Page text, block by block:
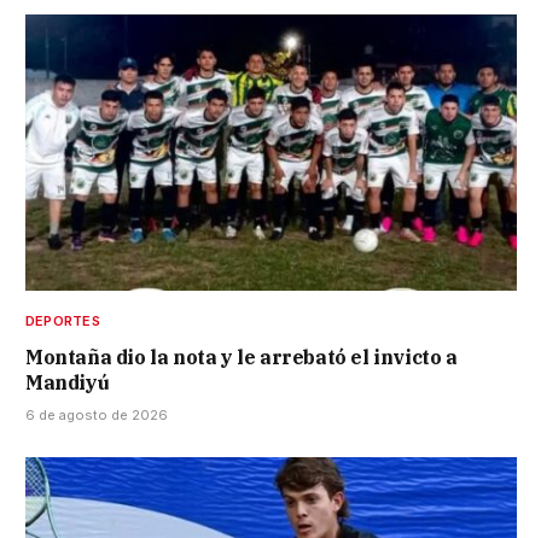
DEPORTES
Montaña dio la nota y le arrebató el invicto a
Mandiyú
6 de agosto de 2026